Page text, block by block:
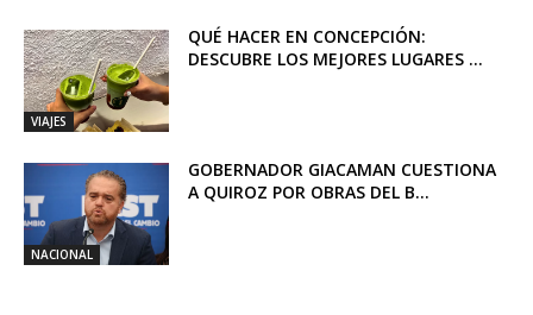
VIAJES
QUÉ HACER EN CONCEPCIÓN:
DESCUBRE LOS MEJORES LUGARES ...
NACIONAL
GOBERNADOR GIACAMAN CUESTIONA
A QUIROZ POR OBRAS DEL B...